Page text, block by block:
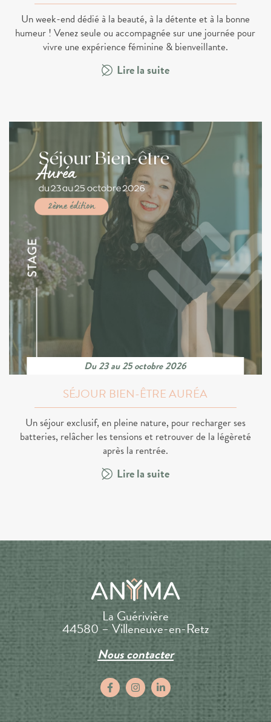
Un week-end dédié à la beauté, à la détente et à la bonne
humeur ! Venez seule ou accompagnée sur une journée pour
vivre une expérience féminine & bienveillante.
Lire la suite
Du 23 au 25 octobre 2026
SÉJOUR BIEN-ÊTRE AURÉA
Un séjour exclusif, en pleine nature, pour recharger ses
batteries, relâcher les tensions et retrouver de la légèreté
après la rentrée.
Lire la suite
La Guérivière
44580 – Villeneuve-en-Retz
Nous contacter